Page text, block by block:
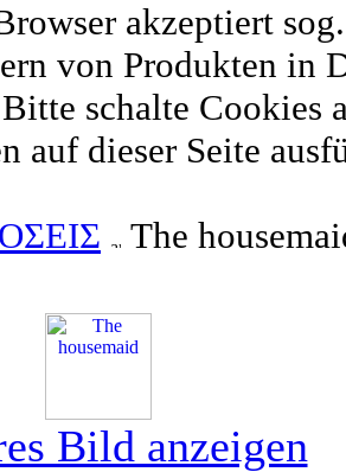
akzeptiert
von Produkten in
schalte Cookies
auf dieser Seite
The
Bild anzeigen